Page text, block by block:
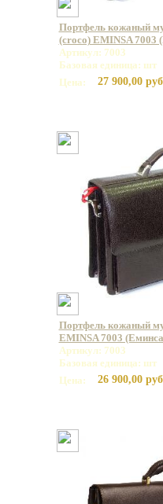
Портфель кожаный
(croco) EMINSA 7003
Артикул: 7003
Базовая единица: шт
Цена:
27 900,00
Портфель кожаный
EMINSA 7003
Артикул: 7003
Базовая единица: шт
Цена:
26 900,00